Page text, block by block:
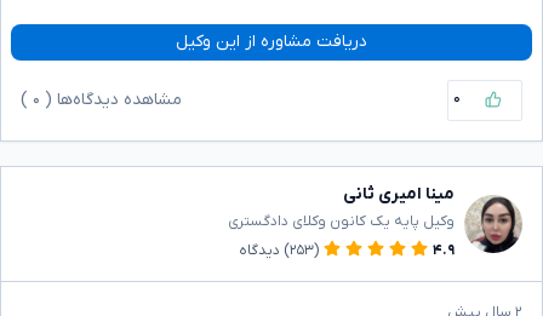
دریافت مشاوره از این وکیل
۰ مشاهده دیدگاه‌ها ( ۰
مینا امیری ثانی
وکیل پایه یک کانون وکلای دادگستری
۴.۹
(۲۵۳) دیدگاه
۲ سال پیش